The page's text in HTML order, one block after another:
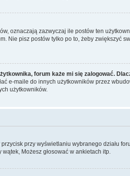
oznaczają zazwyczaj ile postów ten
Nie pisz postów tylko po to, żeby zwiększyć
forum każe mi się zalogować.
e-maile do innych użytkowników przez
użytkowników.
przy wyświetlaniu wybranego działu
wątek, Możesz głosować w ankietach itp.